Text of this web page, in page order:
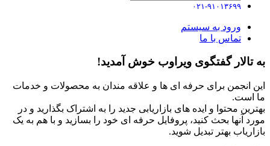
۰۲۱-۹۱۰۱۳۶۹۹
ورود به سیستم
تماس با ما
به تالار گفتگوی ویراوب خوش آمدید!
این انجمن برای حرفه ای ها و علاقه مندان به محصولات و خدمات
ما است.
بهترین محتوا و ایده های بازاریابی جدید را به اشتراک بگذارید و در
مورد آنها بحث کنید، پروفایل حرفه ای خود را بسازید و با هم به یک
بازاریاب بهتر تبدیل شوید.